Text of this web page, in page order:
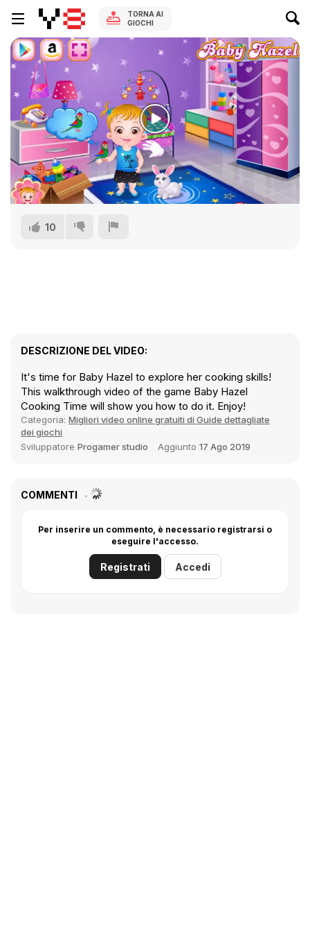
TORNA AI
GIOCHI
10
DESCRIZIONE DEL VIDEO:
It's time for Baby Hazel to explore her cooking skills!
This walkthrough video of the game Baby Hazel
Cooking Time will show you how to do it. Enjoy!
Categoria: Migliori video online gratuiti di Guide dettagliate
dei giochi
Sviluppatore Progamer studio Aggiunto 17 Ago 2019
COMMENTI
Per inserire un commento, è necessario registrarsi o
eseguire l'accesso.
Registrati Accedi